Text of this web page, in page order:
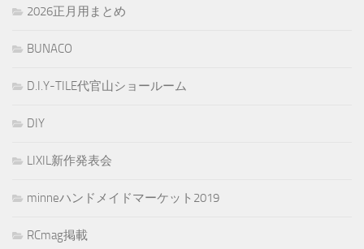
2026正月用まとめ
BUNACO
D.I.Y-TILE代官山ショールーム
DIY
LIXIL新作発表会
minneハンドメイドマーケット2019
RCmag掲載